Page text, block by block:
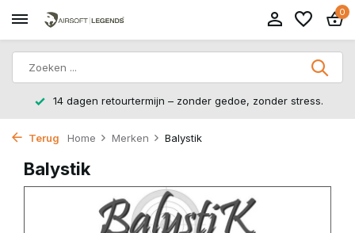
0
14 dagen retourtermijn – zonder gedoe, zonder stress.
Terug Home Merken Balystik
Balystik